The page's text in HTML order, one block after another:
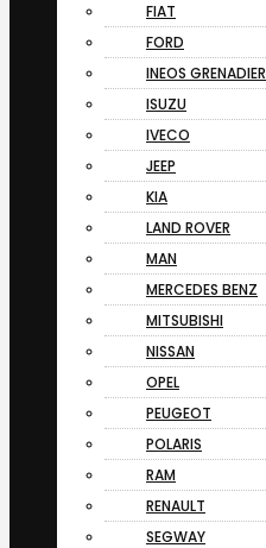
FIAT
FORD
INEOS GRENADIER
ISUZU
IVECO
JEEP
KIA
LAND ROVER
MAN
MERCEDES BENZ
MITSUBISHI
NISSAN
OPEL
PEUGEOT
POLARIS
RAM
RENAULT
SEGWAY